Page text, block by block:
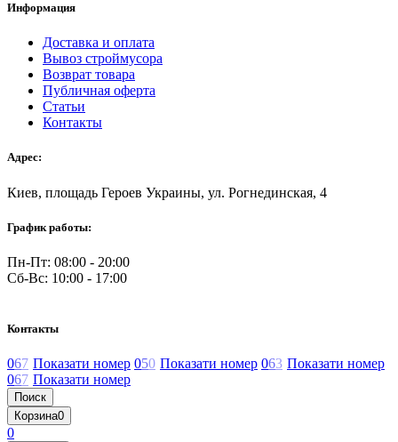
Информация
Доставка и оплата
Вывоз строймусора
Возврат товара
Публичная оферта
Статьи
Контакты
Адрес:
Киев, площадь Героев Украины, ул. Рогнединская, 4
График работы:
Пн-Пт: 08:00 - 20:00
Сб-Вс: 10:00 - 17:00
Контакты
067 Показати номер 050 Показати номер 063 Показати номер
067 Показати номер
Поиск
Корзина0
0